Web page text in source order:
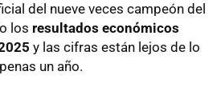
del nueve veces campeón del
los resultados económicos
y las cifras están lejos de lo
un año.